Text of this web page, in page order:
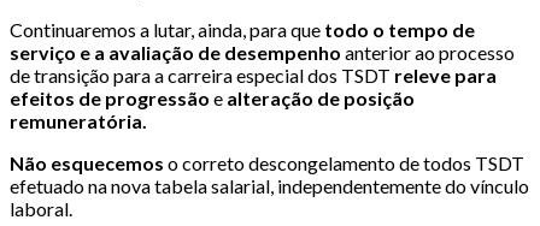
Continuaremos a lutar, ainda, para que todo o tempo de
serviço e a avaliação de desempenho anterior ao processo
de transição para a carreira especial dos TSDT releve para
efeitos de progressão e alteração de posição
remuneratória.
Não esquecemos o correto descongelamento de todos TSDT
efetuado na nova tabela salarial, independentemente do vínculo
laboral.